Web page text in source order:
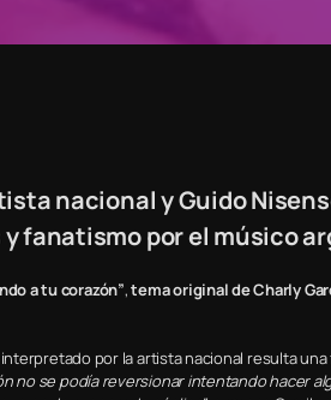
nacional y Guido
fanatismo por el músico
a tu corazón”,tema original de Charly
por la artista nacional resulta
no se podía reversionar intentando hacer